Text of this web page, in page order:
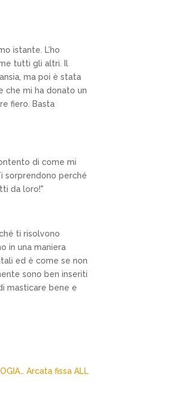
istante. L’ho
tutti gli altri. Il
ma poi è stata
che mi ha donato un
fiero. Basta
di come mi
sorprendono perché
da loro!"
ti risolvono
in una maniera
ed è come se non
sono ben inseriti
masticare bene e